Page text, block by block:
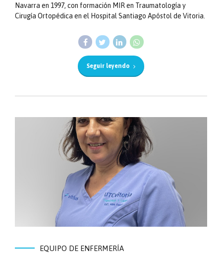
Navarra en 1997, con formación MIR en Traumatología y
Cirugía Ortopédica en el Hospital Santiago Apóstol de Vitoria.
Seguir leyendo
EQUIPO DE ENFERMERÍA